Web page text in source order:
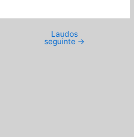
Laudos
seguinte →